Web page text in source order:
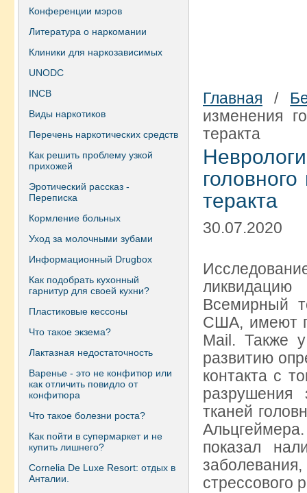
Конференции мэров
Литература о наркомании
Клиники для наркозависимых
UNODC
INCB
Виды наркотиков
Перечень наркотических средств
Как решить проблему узкой
прихожей
Эротический рассказ -
Переписка
Кормление больных
Уход за молочными зубами
Информационный Drugbox
Как подобрать кухонный
гарнитур для своей кухни?
Пластиковые кессоны
Что такое экзема?
Лактазная недостаточность
Варенье - это не конфитюр или
как отличить повидло от
конфитюра
Что такое болезни роста?
Как пойти в супермаркет и не
купить лишнего?
Сornelia De Luxe Resort: отдых в
Анталии.
Главная /
изменения
теракта
теракта
30.07.2020
ликвидацию
Всемирный
США, имеют
Mail. Также
развитию
контакта с
разрушения
тканей
показал
стрессового